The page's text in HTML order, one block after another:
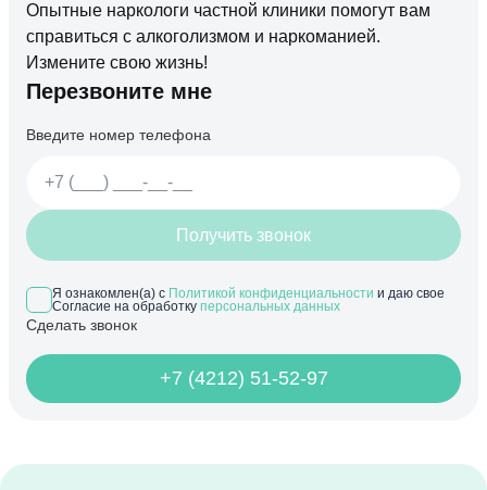
Опытные наркологи частной клиники помогут вам
справиться с алкоголизмом и наркоманией.
Измените свою жизнь!
Перезвоните мне
Введите номер телефона
Получить звонок
Я ознакомлен(а) с Политикой конфиденциальности и даю свое
Согласие на обработку персональных данных
Сделать звонок
+7 (4212) 51-52-97